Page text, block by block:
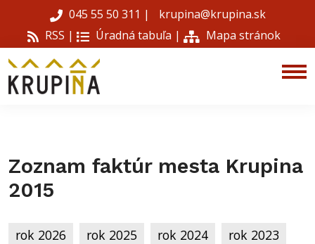
045 55 50 311 |
krupina@krupina.sk
RSS |
Úradná tabuľa | Mapa stránok
Zoznam faktúr mesta Krupina
2015
rok 2026 rok 2025 rok 2024
rok 2023